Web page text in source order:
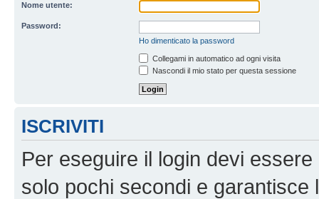
Nome utente:
Password:
Ho dimenticato la password
Collegami in automatico ad ogni visita
Nascondi il mio stato per questa sessione
ISCRIVITI
Per eseguire il login devi
solo pochi secondi e garantisce